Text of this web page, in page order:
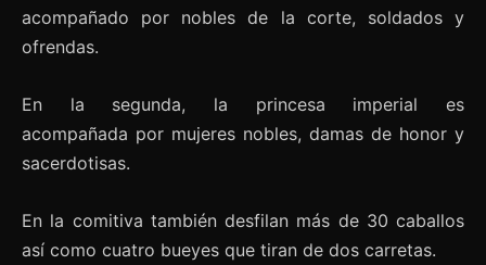
acompañado por nobles de la corte, soldados y
ofrendas.
En la segunda, la princesa imperial es
acompañada por mujeres nobles, damas de honor y
sacerdotisas.
En la comitiva también desfilan más de 30 caballos
así como cuatro bueyes que tiran de dos carretas.